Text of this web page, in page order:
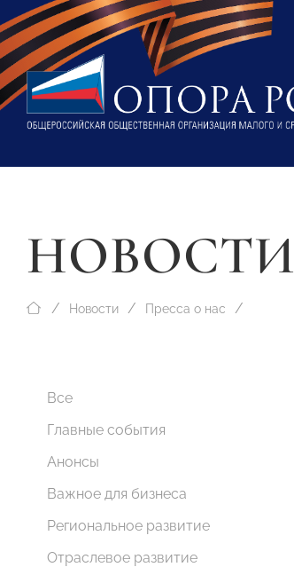
НОВОСТИ
Новости Пресса о нас
Все
Главные события
Анонсы
Важное для бизнеса
Региональное развитие
Отраслевое развитие